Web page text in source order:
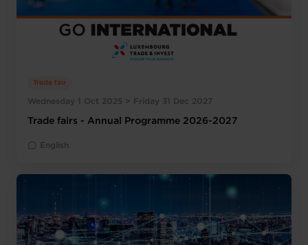
Wednesday 1 Oct 2025 > Friday 31 Dec 2027
Trade fair
Trade fairs - Annual Programme 2026-2027
English